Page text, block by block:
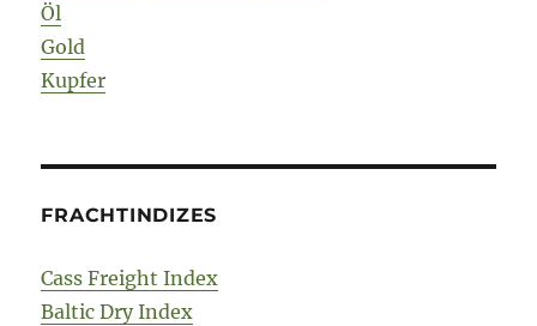
Öl
Gold
Kupfer
FRACHTINDIZES
Cass Freight Index
Baltic Dry Index